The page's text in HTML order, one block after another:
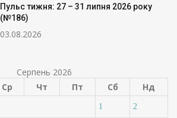
Пульс тижня: 27 – 31 липня 2026 року
(№186)
03.08.2026
Серпень 2026
Ср Чт Пт Сб Нд
1 2